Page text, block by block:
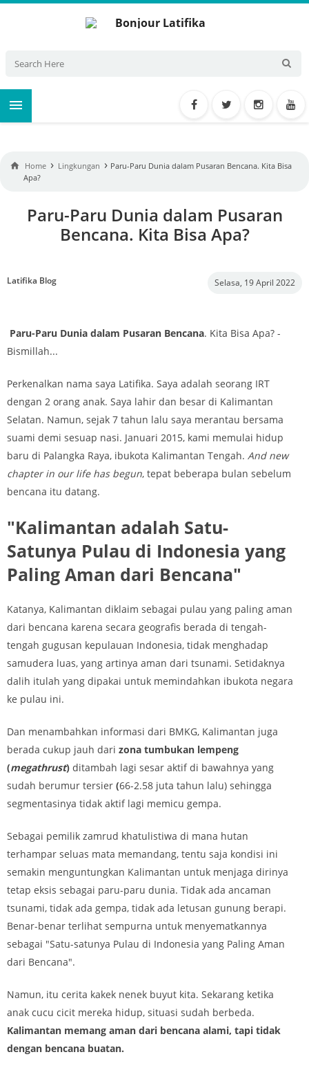

 Home › Lingkungan › Paru-Paru Dunia dalam Pusaran Bencana. Kita Bisa
Apa?
Paru-Paru Dunia dalam Pusaran
Bencana. Kita Bisa Apa?
Latifika Blog Selasa, 19 April 2022
Paru-Paru Dunia dalam Pusaran Bencana. Kita Bisa Apa? -
Bismillah...
Perkenalkan nama saya Latifika. Saya adalah seorang IRT
dengan 2 orang anak. Saya lahir dan besar di Kalimantan
Selatan. Namun, sejak 7 tahun lalu saya merantau bersama
suami demi sesuap nasi. Januari 2015, kami memulai hidup
baru di Palangka Raya, ibukota Kalimantan Tengah. And new
chapter in our life has begun, tepat beberapa bulan sebelum
bencana itu datang.
"Kalimantan adalah Satu-
Satunya Pulau di Indonesia yang
Paling Aman dari Bencana"
Katanya, Kalimantan diklaim sebagai pulau yang paling aman
dari bencana karena secara geografis berada di tengah-
tengah gugusan kepulauan Indonesia, tidak menghadap
samudera luas, yang artinya aman dari tsunami. Setidaknya
dalih itulah yang dipakai untuk memindahkan ibukota negara
ke pulau ini.
Dan menambahkan informasi dari BMKG, Kalimantan juga
berada cukup jauh dari zona tumbukan lempeng
(megathrust) ditambah lagi sesar aktif di bawahnya yang
sudah berumur tersier (66-2.58 juta tahun lalu) sehingga
segmentasinya tidak aktif lagi memicu gempa.
Sebagai pemilik zamrud khatulistiwa di mana hutan
terhampar seluas mata memandang, tentu saja kondisi ini
semakin menguntungkan Kalimantan untuk menjaga dirinya
tetap eksis sebagai paru-paru dunia. Tidak ada ancaman
tsunami, tidak ada gempa, tidak ada letusan gunung berapi.
Benar-benar terlihat sempurna untuk menyematkannya
sebagai "Satu-satunya Pulau di Indonesia yang Paling Aman
dari Bencana".
Namun, itu cerita kakek nenek buyut kita. Sekarang ketika
anak cucu cicit mereka hidup, situasi sudah berbeda.
Kalimantan memang aman dari bencana alami, tapi tidak
dengan bencana buatan.